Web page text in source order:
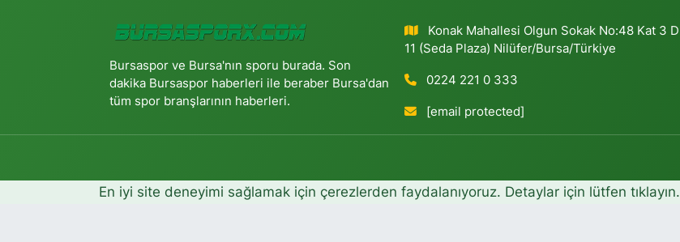
Bursaspor ve Bursa'nın sporu burada. Son
dakika Bursaspor haberleri ile beraber Bursa'dan
tüm spor branşlarının haberleri.
Konak Mahallesi Olgun Sokak No:48 Kat 3 D
11 (Seda Plaza) Nilüfer/Bursa/Türkiye
0224 221 0 333
[email protected]
En iyi site deneyimi sağlamak için çerezlerden faydalanıyoruz. Detaylar için lütfen tıklayın.